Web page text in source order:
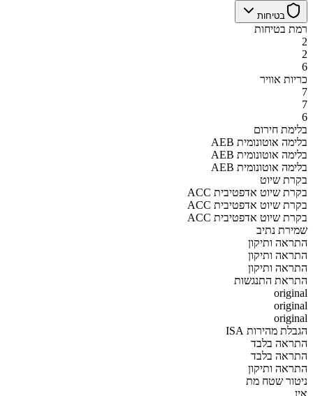
בטיחות
רמת בטיחות
2
2
6
כריות אוויר
7
7
6
בלימת חירום
AEB בלימה אוטונומית
AEB בלימה אוטונומית
AEB בלימה אוטונומית
בקרת שיוט
ACC בקרת שיוט אדפטיבית
ACC בקרת שיוט אדפטיבית
ACC בקרת שיוט אדפטיבית
שמירת נתיב
התראה ותיקון
התראה ותיקון
התראה ותיקון
התראת התנגשות
original
original
original
הגבלת מהירות ISA
התראה בלבד
התראה בלבד
התראה ותיקון
ניטור שטח מת
אין